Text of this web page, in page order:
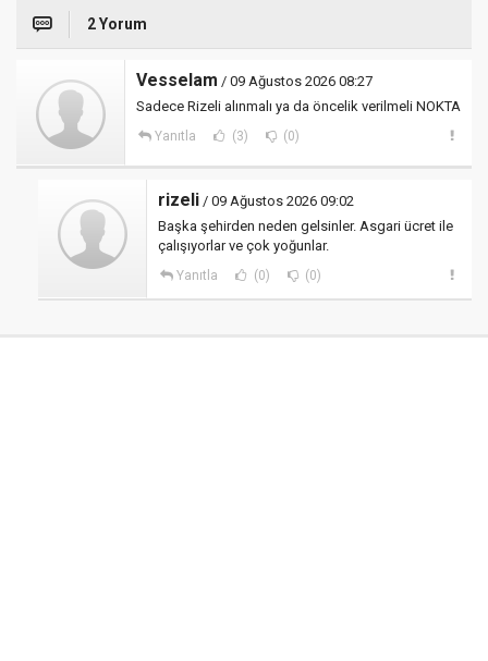
2 Yorum
Vesselam / 09 Ağustos 2026 08:27
Sadece Rizeli alınmalı ya da öncelik verilmeli NOKTA
Yanıtla (3) (0)
rizeli / 09 Ağustos 2026 09:02
Başka şehirden neden gelsinler. Asgari ücret ile
çalışıyorlar ve çok yoğunlar.
Yanıtla (0) (0)